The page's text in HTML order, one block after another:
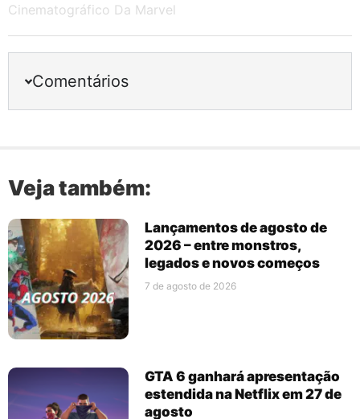
Cinematográfico Da Marvel
Comentários
Veja também:
Lançamentos de agosto de
2026 – entre monstros,
legados e novos começos
7 de agosto de 2026
GTA 6 ganhará apresentação
estendida na Netflix em 27 de
agosto